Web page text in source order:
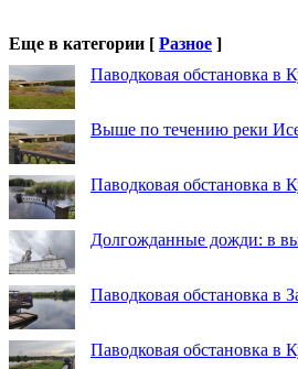
Еще в категории [ Разное ]
Паводковая обстановка в
Выше по течению реки
Паводковая обстановка в
Долгожданные дожди: в
Паводковая обстановка в
Паводковая обстановка в